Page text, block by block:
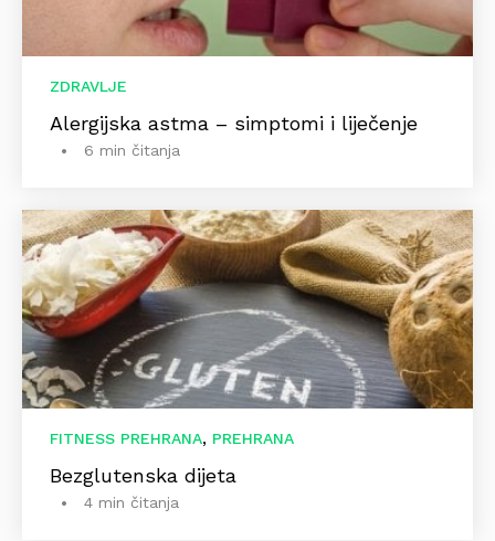
ZDRAVLJE
Alergijska astma – simptomi i liječenje
6 min čitanja
FITNESS PREHRANA, PREHRANA
Bezglutenska dijeta
4 min čitanja